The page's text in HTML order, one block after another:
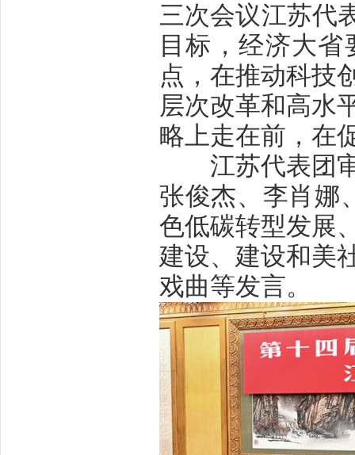
三次会议江苏代
目标，经济大
点，在推动科技
层次改革和高水
略上走在前，在
江苏代表团审
张俊杰、李肖娜
色低碳转型发展
建设、建设和美
戏曲等发言。